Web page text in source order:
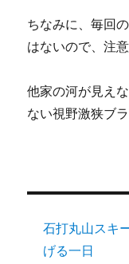
ちなみに、毎回
はないので、注意
他家の河が見え
ない視野激狭ブ
石打丸山スキ
げる一日